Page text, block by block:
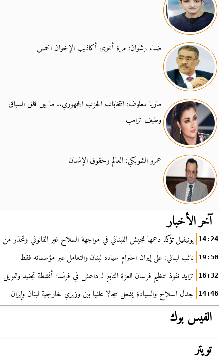
ضياء رشوان: مرة أخرى أكاذيب الإخوان الخمس
ماريا معلوف: انتخابات الحزب الجمهوري.. ما بين قلق السباق
وطيف ترامب
عمرو الشوبكي: العالم وحقوق الإنسان
آخر الأخبار
14:24 يونيفيل تؤكد دعمها للجيش اللبناني في مواجهة السلاح غير القانوني وتحذر من
19:50 نائب لبناني: على إيران احترام سيادة لبنان والتعامل عبر مؤسساته فقط
16:32 تزايد نفوذ تنظيم فرسان العزة التابع لـ داعش في فرنسا: أنشطة تجنيد
14:46 جدل السلاح والسيادة يشعل سجالا علنيا بين وزيري خارجية لبنان وإيران
الفيس بوك
تويتر